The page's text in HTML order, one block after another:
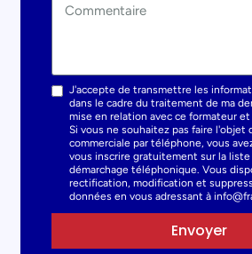
J'accepte de transmettre les
dans le cadre du traitement de ma
mise en relation avec ce formateur et
Si vous ne souhaitez pas faire l'objet
commerciale par téléphone, vous
vous inscrire gratuitement sur la
démarchage téléphonique. Vous
rectification, modification et
données en vous adressant à
Envoyer